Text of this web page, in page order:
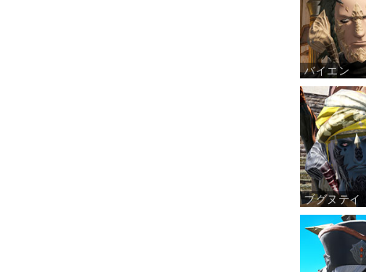
バイエン
ブグヌテイ